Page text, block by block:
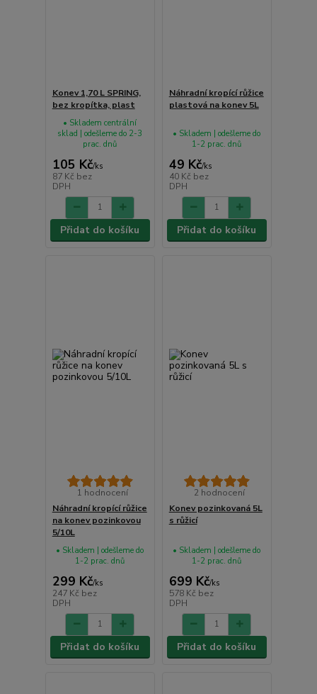
Konev 1,70 L SPRING,
bez kropítka, plast
105 Kč/ks
87 Kč bez
DPH
• Skladem centrální
sklad | odešleme do 2-3
prac. dnů
Přidat do košíku
Náhradní kropící růžice
plastová na konev 5L
49 Kč/ks
40 Kč bez
DPH
• Skladem | odešleme do
1-2 prac. dnů
Přidat do košíku
1 hodnocení
Náhradní kropící růžice
na konev pozinkovou
5/10L
299 Kč/ks
247 Kč bez
DPH
• Skladem | odešleme do
1-2 prac. dnů
Přidat do košíku
2 hodnocení
Konev pozinkovaná 5L
s růžicí
699 Kč/ks
578 Kč bez
DPH
• Skladem | odešleme do
1-2 prac. dnů
Přidat do košíku